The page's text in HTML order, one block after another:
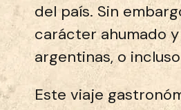
del país. Sin
carácter ahumado
argentinas, o
Este viaje